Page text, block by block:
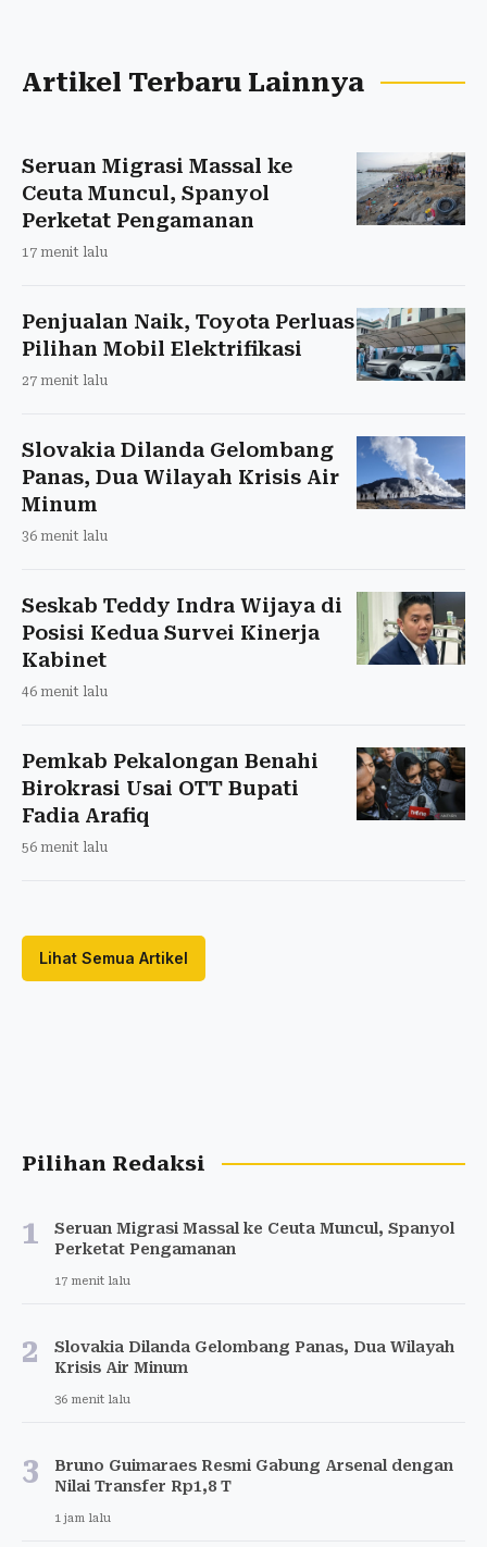
Artikel Terbaru Lainnya
Seruan Migrasi Massal ke
Ceuta Muncul, Spanyol
Perketat Pengamanan
17 menit lalu
Penjualan Naik, Toyota Perluas
Pilihan Mobil Elektrifikasi
27 menit lalu
Slovakia Dilanda Gelombang
Panas, Dua Wilayah Krisis Air
Minum
36 menit lalu
Seskab Teddy Indra Wijaya di
Posisi Kedua Survei Kinerja
Kabinet
46 menit lalu
Pemkab Pekalongan Benahi
Birokrasi Usai OTT Bupati
Fadia Arafiq
56 menit lalu
Lihat Semua Artikel
Pilihan Redaksi
1
Seruan Migrasi Massal ke Ceuta Muncul, Spanyol
Perketat Pengamanan
17 menit lalu
2
Slovakia Dilanda Gelombang Panas, Dua Wilayah
Krisis Air Minum
36 menit lalu
3
Bruno Guimaraes Resmi Gabung Arsenal dengan
Nilai Transfer Rp1,8 T
1 jam lalu